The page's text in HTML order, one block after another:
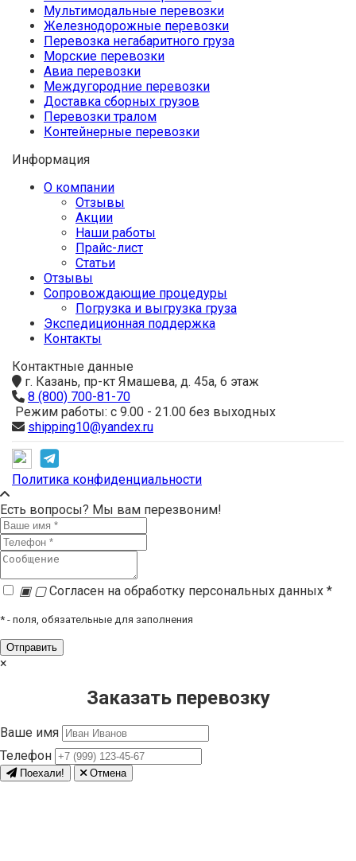
Мультимодальные перевозки
Железнодорожные перевозки
Перевозка негабаритного груза
Морские перевозки
Авиа перевозки
Междугородние перевозки
Доставка сборных грузов
Перевозки тралом
Контейнерные перевозки
Информация
О компании
Отзывы
Акции
Наши работы
Прайс-лист
Статьи
Отзывы
Сопровождающие процедуры
Погрузка и выгрузка груза
Экспедиционная поддержка
Контакты
Контактные данные
г. Казань, пр-кт Ямашева, д. 45а, 6 этаж
8 (800) 700-81-70
Режим работы: с 9.00 - 21.00 без выходных
shipping10@yandex.ru
Политика конфиденциальности
Есть вопросы? Мы вам перезвоним!
▣ ▢Согласен на обработку персональных данных *
* - поля, обязательные для заполнения
×
Заказать перевозку
Ваше имя
Телефон
Поехали! Отмена